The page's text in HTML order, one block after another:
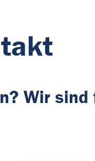
Wir sind